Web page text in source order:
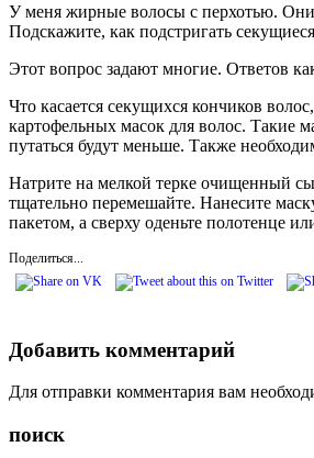
У меня жирные волосы с перхотью. Они
Подскажите, как подстригать
Этот вопрос задают многие. Ответов
Что касается секущихся кончиков
картофельных масок для волос. Такие
путаться будут меньше. Также
Натрите на мелкой терке очищенный
тщательно перемешайте. Нанесите
пакетом, а сверху оденьте полотенце
Поделиться...
Добавить комментарий
Для отправки комментария вам
поиск